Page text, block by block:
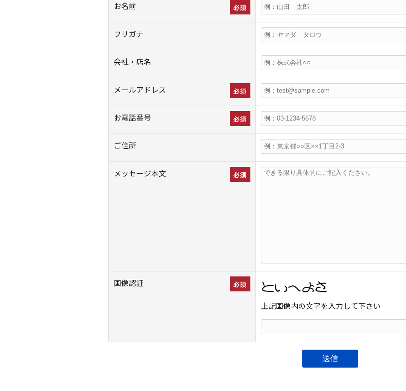
お名前 必須
フリガナ
会社・店名
メールアドレス 必須
お電話番号 必須
ご住所
メッセージ本文 必須
画像認証 必須
上記画像内の文字を入力して下さい